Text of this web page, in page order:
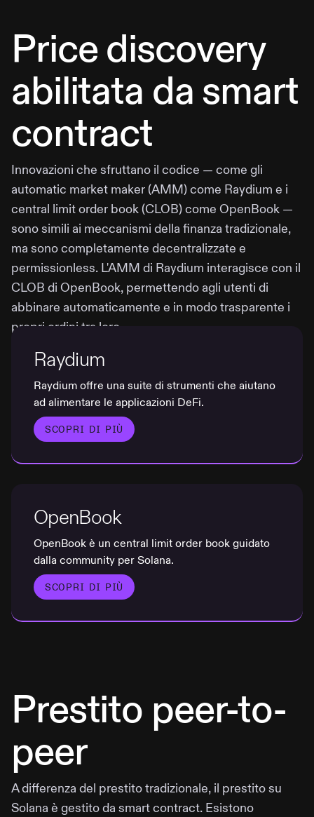
Price discovery
abilitata da smart
contract
Innovazioni che sfruttano il codice — come gli
automatic market maker (AMM) come Raydium e i
central limit order book (CLOB) come OpenBook —
sono simili ai meccanismi della finanza tradizionale,
ma sono completamente decentralizzate e
permissionless. L'AMM di Raydium interagisce con il
CLOB di OpenBook, permettendo agli utenti di
abbinare automaticamente e in modo trasparente i
propri ordini tra loro.
Raydium
Raydium offre una suite di strumenti che aiutano
ad alimentare le applicazioni DeFi.
SCOPRI DI PIÙ
OpenBook
OpenBook è un central limit order book guidato
dalla community per Solana.
SCOPRI DI PIÙ
Prestito peer-to-
peer
A differenza del prestito tradizionale, il prestito su
Solana è gestito da smart contract. Esistono